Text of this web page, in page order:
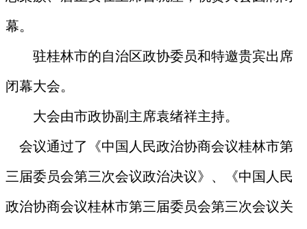
幕。
驻桂林市的自治区政协委员和特邀贵宾出席
闭幕大会。
大会由市政协副主席袁绪祥主持。
会议通过了《中国人民政治协商会议桂林市第
三届委员会第三次会议政治决议》、《中国人民
政治协商会议桂林市第三届委员会第三次会议关